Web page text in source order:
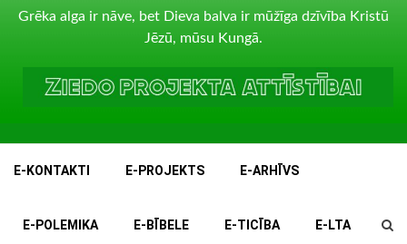
Grēka alga ir nāve, bet Dieva balva ir mūžīga dzīvība Kristū
Jēzū, mūsu Kungā.
E-KONTAKTI E-PROJEKTS E-ARHĪVS
E-POLEMIKA E-BĪBELE E-TICĪBA E-LTA